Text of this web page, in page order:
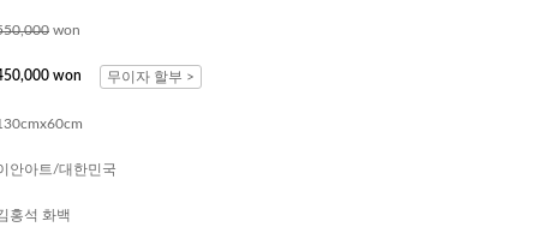
won
won 무이자 할부 >
안아트/대한민국
홍석 화백